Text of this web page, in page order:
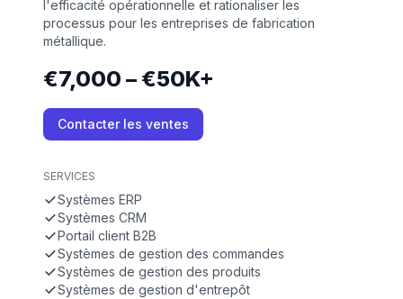
l'efficacité opérationnelle et rationaliser les
processus pour les entreprises de fabrication
métallique.
€7,000 – €50K+
Contacter les ventes
SERVICES
Systèmes ERP
Systèmes CRM
Portail client B2B
Systèmes de gestion des commandes
Systèmes de gestion des produits
Systèmes de gestion d'entrepôt